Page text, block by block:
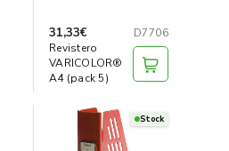
31,33€
D7706
Revistero
VARICOLOR®
A4 (pack 5)
Stock